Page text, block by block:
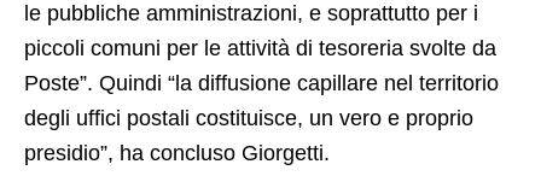
le pubbliche amministrazioni, e soprattutto per i
piccoli comuni per le attività di tesoreria svolte da
Poste”. Quindi “la diffusione capillare nel territorio
degli uffici postali costituisce, un vero e proprio
presidio”, ha concluso Giorgetti.